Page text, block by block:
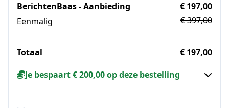
BerichtenBaas - Aanbieding
Eenmalig
€ 197,00
€ 397,00
Totaal
€ 197,00
Je bespaart € 200,00 op deze bestelling